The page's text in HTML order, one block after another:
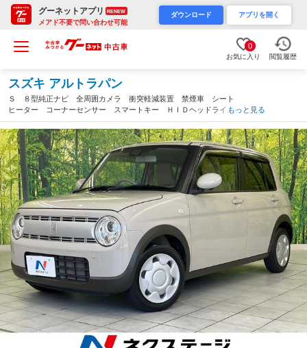
グーネットアプリ RENEW
メアド不要で問い合わせ可能
ダウンロード アプリを開く
0
お気に入り 閲覧履歴
スズキ アルトラパン
Ｓ ８型純正ナビ 全周囲カメラ 衝突軽減装置 禁煙車 シート
ヒーター コーナーセンサー スマートキー ＨＩＤヘッドライ
ト ＥＴＣ オートライト ＣＤ／ＤＶＤ再生 クリアランスソナ
ー ドアバイザー（富山県）
もっと見る